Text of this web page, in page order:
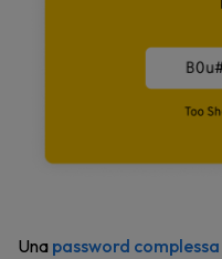
Una password complessa